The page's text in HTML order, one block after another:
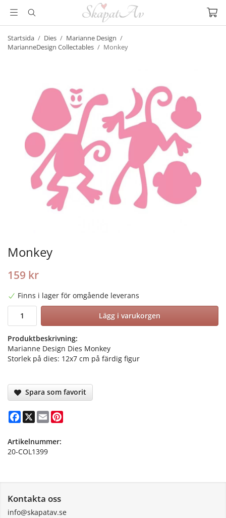
Startsida / Dies / Marianne Design /
MarianneDesign Collectables / Monkey
Monkey
159 kr
Finns i lager för omgående leverans
Lägg i varukorgen
Produktbeskrivning:
Marianne Design Dies Monkey
Storlek på dies: 12x7 cm på färdig figur
Spara som favorit
Facebook
X Email
Artikelnummer:
20-COL1399
Kontakta oss
info@skapatav.se